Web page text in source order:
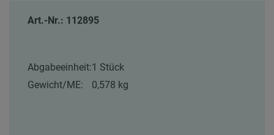
Art.-Nr.: 112895
Abgabeeinheit:1 Stück
Gewicht/ME:
0,578 kg